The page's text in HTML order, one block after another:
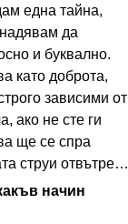
една тайна,
да
и буквално.
като доброта,
зависими от
ако не сте ги
ще се спра
струи отвътре…
начин